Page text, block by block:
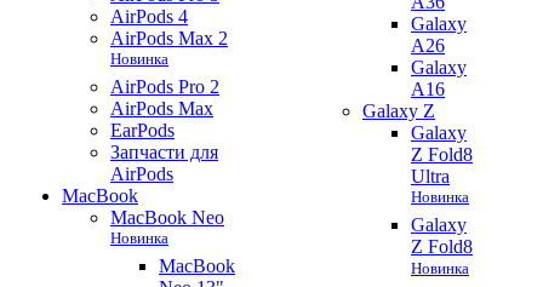
AirPods 4
AirPods Max 2
Новинка
AirPods Pro 2
AirPods Max
EarPods
Запчасти для
AirPods
MacBook
MacBook Neo
Новинка
MacBook
Galaxy
A26
Galaxy
A16
Galaxy Z
Galaxy
Z Fold8
Ultra
Новинка
Galaxy
Z Fold8
Новинка